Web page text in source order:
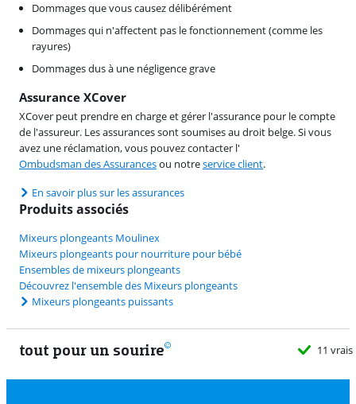
Dommages que vous causez délibérément
Dommages qui n'affectent pas le fonctionnement (comme les
rayures)
Dommages dus à une négligence grave
Assurance XCover
XCover peut prendre en charge et gérer l'assurance pour le compte
de l'assureur. Les assurances sont soumises au droit belge. Si vous
avez une réclamation, vous pouvez contacter l'
Ombudsman des Assurancesou notreservice client.
En savoir plus sur les assurances
Produits associés
Mixeurs plongeants Moulinex
Mixeurs plongeants pour nourriture pour bébé
Ensembles de mixeurs plongeants
Découvrez l'ensemble des Mixeurs plongeants
Mixeurs plongeants puissants
tout pour un sourire 11